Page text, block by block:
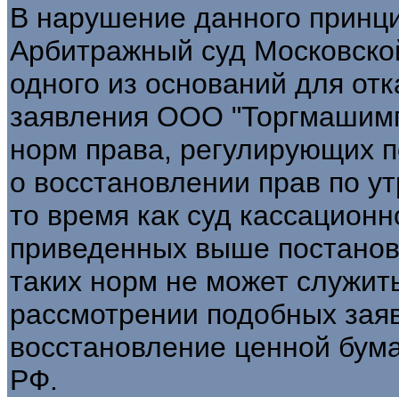
В нарушение данного
Арбитражный суд
одного из оснований для
заявления ООО
норм права, регулирующих
о восстановлении прав по
то время как суд
приведенных выше
таких норм не может
рассмотрении подобных
восстановление ценной
РФ.